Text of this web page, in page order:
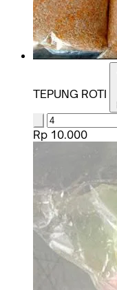
TEPUNG ROTI
Rp 10.000